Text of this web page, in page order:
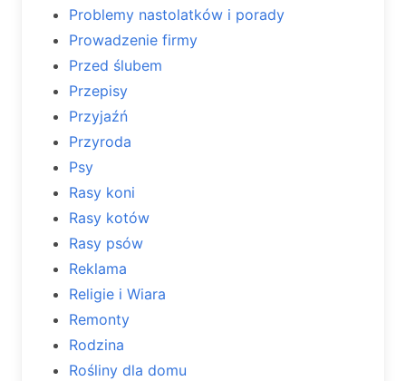
Problemy nastolatków i porady
Prowadzenie firmy
Przed ślubem
Przepisy
Przyjaźń
Przyroda
Psy
Rasy koni
Rasy kotów
Rasy psów
Reklama
Religie i Wiara
Remonty
Rodzina
Rośliny dla domu